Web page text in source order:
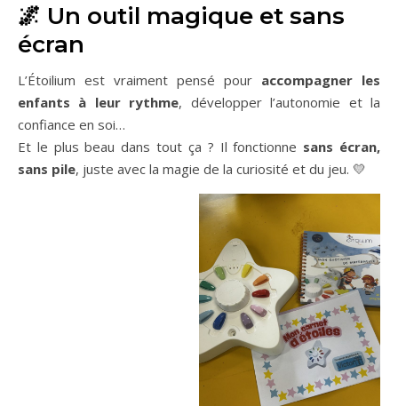
🌌 Un outil magique et sans
écran
L’Étoilium est vraiment pensé pour accompagner les
enfants à leur rythme, développer l’autonomie et la
confiance en soi…
Et le plus beau dans tout ça ? Il fonctionne sans écran,
sans pile, juste avec la magie de la curiosité et du jeu. 💛